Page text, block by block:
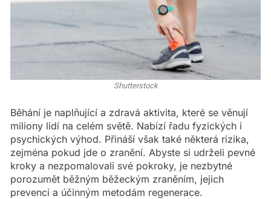
Shutterstock
Běhání je naplňující a zdravá aktivita, které se věnují
miliony lidí na celém světě. Nabízí řadu fyzických i
psychických výhod. Přináší však také některá rizika,
zejména pokud jde o zranění. Abyste si udrželi pevné
kroky a nezpomalovali své pokroky, je nezbytné
porozumět běžným běžeckým zraněním, jejich
prevenci a účinným metodám regenerace.